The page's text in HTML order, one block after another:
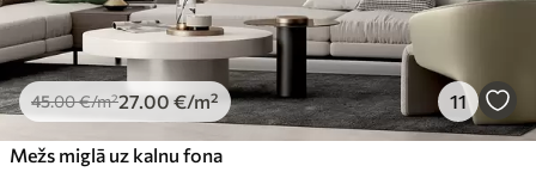
45.00€/m²27.00 €/m² 11
Mežs miglā uz kalnu fona